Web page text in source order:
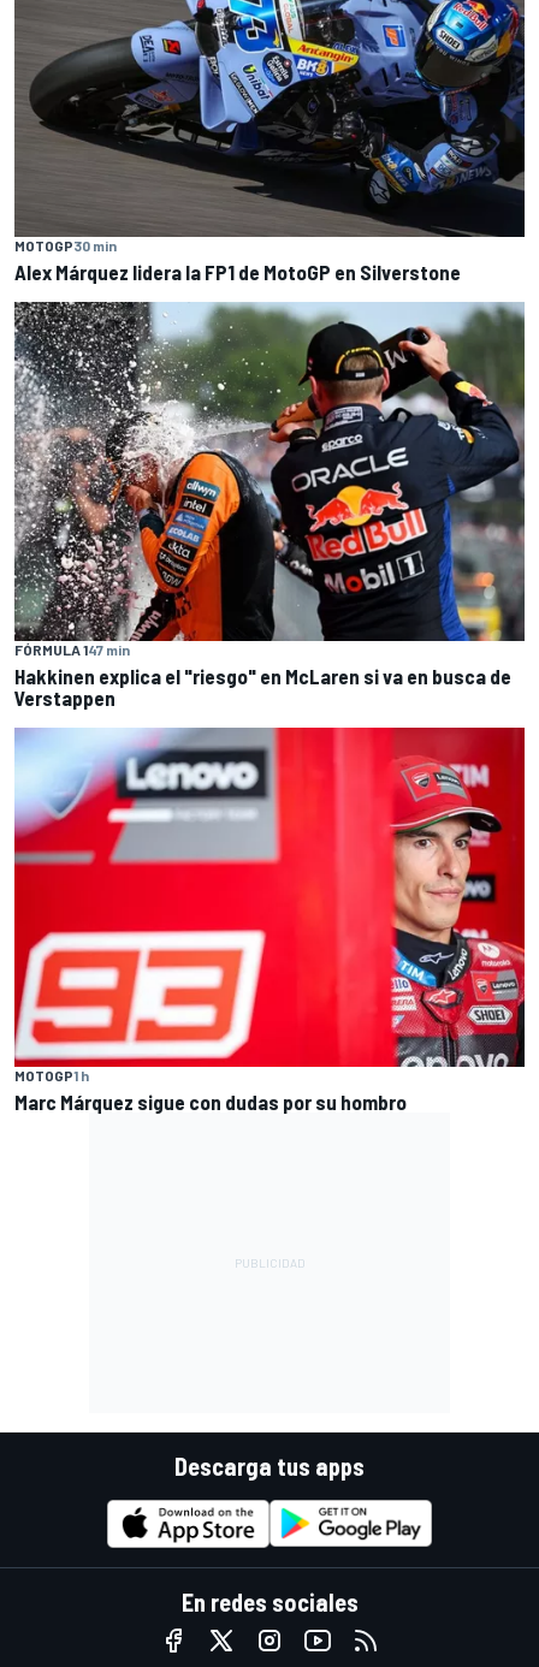
MOTOGP30 min
Alex Márquez lidera la FP1 de MotoGP en Silverstone
FÓRMULA 147 min
Hakkinen explica el "riesgo" en McLaren si va en busca de
Verstappen
MOTOGP1 h
Marc Márquez sigue con dudas por su hombro
Descarga tus apps
En redes sociales